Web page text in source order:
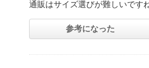
通販はサイズ選びが難しいですね
参考になった